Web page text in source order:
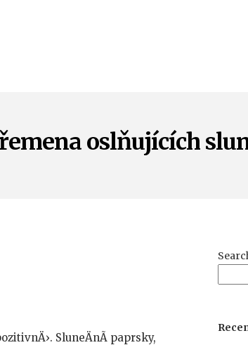
oslňujících
SluneÄnÃ­ paprsky,